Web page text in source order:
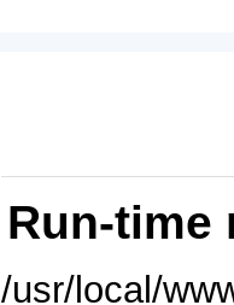
Run-time
/usr/local/